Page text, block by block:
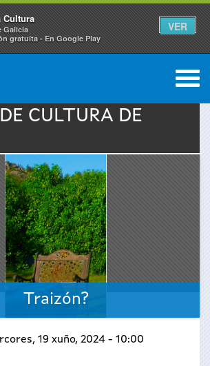
Cultura
Galicia
gratuíta - En Google Play
VER
0
CULTURA DE
Traizón?
19 xuño, 2024 - 10:00